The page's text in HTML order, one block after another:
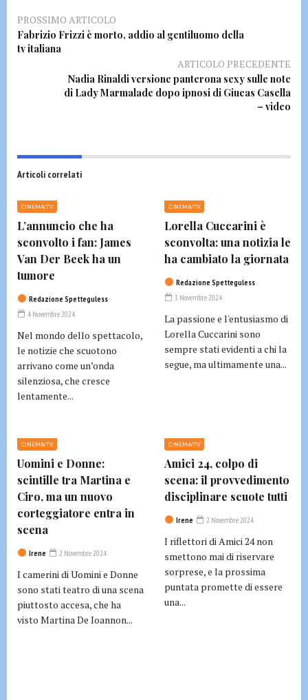
PROSSIMO ARTICOLO
Fabrizio Frizzi è morto, addio al gentiluomo della
tv italiana
ARTICOLO PRECEDENTE
Nadia Rinaldi versione panterona sexy sulle note
di Lady Marmalade dopo ipnosi di Giucas Casella
– video
Articoli correlati
CINEMA/TV
L’annuncio che ha
sconvolto i fan: James
Van Der Beek ha un
tumore
Redazione Spetteguless
4 Novembre 2024
Nel mondo dello spettacolo,
le notizie che scuotono
arrivano come un’onda
silenziosa, che cresce
lentamente...
CINEMA/TV
Lorella Cuccarini è
sconvolta: una notizia le
ha cambiato la giornata
Redazione Spetteguless
3 Novembre 2024
La passione e l'entusiasmo di
Lorella Cuccarini sono
sempre stati evidenti a chi la
segue, ma ultimamente una...
CINEMA/TV
Uomini e Donne:
scintille tra Martina e
Ciro, ma un nuovo
corteggiatore entra in
scena
Irene 2 Novembre 2024
I camerini di Uomini e Donne
sono stati teatro di una scena
piuttosto accesa, che ha
visto Martina De Ioannon...
CINEMA/TV
Amici 24, colpo di
scena: il provvedimento
disciplinare scuote tutti
Irene 2 Novembre 2024
I riflettori di Amici 24 non
smettono mai di riservare
sorprese, e la prossima
puntata promette di essere
una...